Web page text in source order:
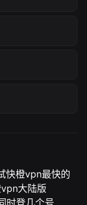
快橙vpn最快的
大陆版
时登几个号